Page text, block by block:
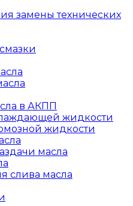
замены технических
в АКПП
жидкости
жидкости
масла
слива масла